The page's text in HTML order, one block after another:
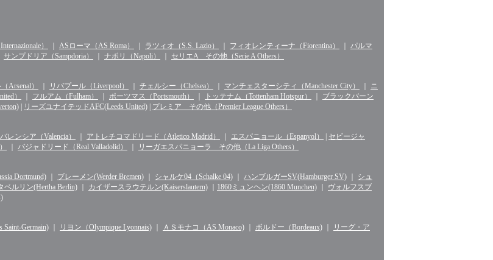
） ASローマ（AS Roma） ラツィオ（S.S. Lazio） フィオレンティーナ（Fiorentina）
パルマ
サンプドリア（Sampdoria） ナポリ（Napoli） セリエA その他（Serie A Others）
Arsenal） リバプール（Liverpool） チェルシー（Chelsea） マンチェスターシティ（Manchester City）
ニ
） フルアム（Fulham） ポーツマス（Portsmouth） トッテナム（Tottenham Hotspur）
ブラックバーン
リーズユナイテッドAFC(Leeds United) プレミア その他（Premier League Others）
バレンシア（Valencia） アトレチコマドリード（Atletico Madrid） エスパニョール（Espanyol）
セビージャ
バジャドリード（Real Valladolid） リーガエスパニョーラ その他（La Liga Others）
Dortmund) ブレーメン(Werder Bremen) シャルケ04（Schalke 04) ハンブルガーSV(Hamburger SV)
シュ
ベルリン(Hertha Berlin) カイザースラウテルン(Kaiserslautern) 1860ミュンヘン(1860 Munchen)
ヴォルフスブ
Germain) リヨン（Olympique Lyonnais) ＡＳモナコ（AS Monaco) ボルドー（Bordeaux)
リーグ・ア